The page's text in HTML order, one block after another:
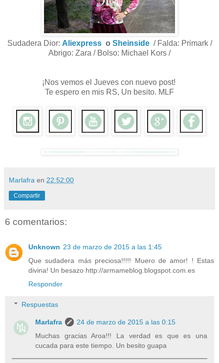
Sudadera Dior: Aliexpresso Sheinside/ Falda: Primark /
Abrigo: Zara / Bolso: Michael Kors /
¡Nos vemos el Jueves con nuevo post!
Te espero en mis RS, Un besito. MLF
Marlafra en 22:52:00
Compartir
6 comentarios:
Unknown 23 de marzo de 2015 a las 1:45
Que sudadera más preciosa!!!!! Muero de amor! ! Estas
divina! Un besazo http://armameblog.blogspot.com.es
Responder
Respuestas
Marlafra
24 de marzo de 2015 a las 0:15
Muchas gracias Aroa!!! La verdad es que es una
cucada para este tiempo. Un besito guapa